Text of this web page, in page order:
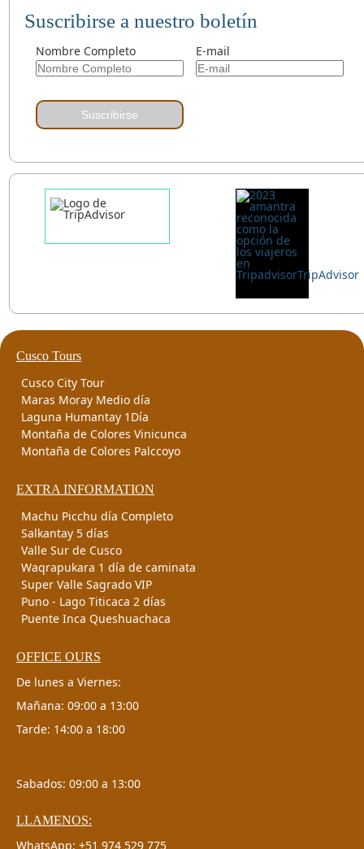
Suscribirse a nuestro boletín
Nombre Completo E-mail
Suscribirse
Cusco Tours
Cusco City Tour
Maras Moray Medio día
Laguna Humantay 1Día
Montaña de Colores Vinicunca
Montaña de Colores Palccoyo
EXTRA INFORMATION
Machu Picchu día Completo
Salkantay 5 días
Valle Sur de Cusco
Waqrapukara 1 día de caminata
Super Valle Sagrado VIP
Puno - Lago Titicaca 2 días
Puente Inca Queshuachaca
OFFICE OURS
De lunes a Viernes:
Mañana: 09:00 a 13:00
Tarde: 14:00 a 18:00
Sabados: 09:00 a 13:00
LLAMENOS:
WhatsApp: +51 974 529 775